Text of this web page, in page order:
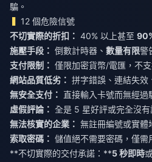
騙。
12 個危險信號
不切實際的折扣： 40% 以上甚至
施壓手段： 倒數計時器、 數量有限警
支付限制： 僅限加密貨幣/電匯，不
網站品質低劣： 拼字錯誤、連結失效
無安全支付： 直接輸入卡號而無經過
虛假評論： 全是 5 星好評或完全沒有
無法核實的企業： 無註冊編號或實體
索取密碼： 儲值絕不需要密碼，僅需
**不切實際的交付承諾：**5 秒即時